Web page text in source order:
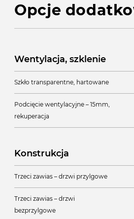
Opcje
Wentylacja, szklenie
Szkło transparentne, hartowane
Podcięcie wentylacyjne – 15mm,
rekuperacja
Konstrukcja
Trzeci zawias – drzwi przylgowe
Trzeci zawias – drzwi
bezprzylgowe